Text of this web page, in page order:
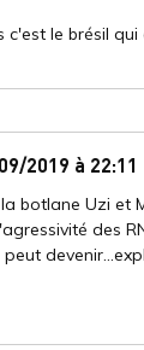
c'est le brésil
2019 à 22:11
botlane Uzi et
des